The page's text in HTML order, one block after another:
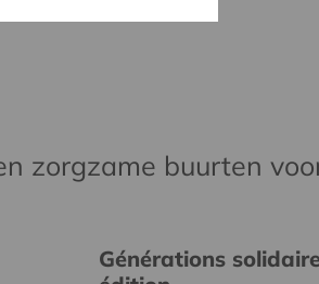
zorgzame buurten
Générations